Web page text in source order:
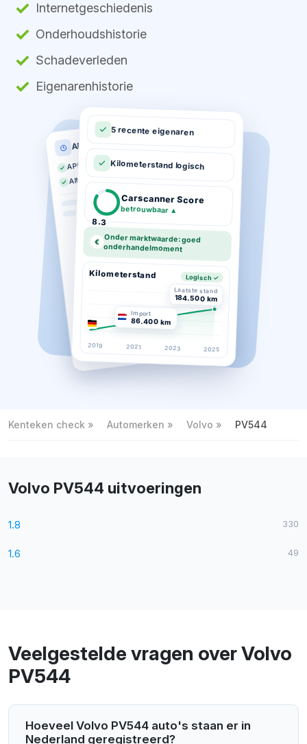
Internetgeschiedenis
Onderhoudshistorie
Schadeverleden
Eigenarenhistorie
APK historie
APK geldig tot 03-2026
Altijd op tijd gekeurd
5 recente eigenaren
Kilometerstand logisch
8.3
Carscanner Score
betrouwbaar ▲
€ Onder marktwaarde: goed
onderhandelmoment
Kilometerstand Logisch ✓
Laatste stand
184.500 km
Import
86.400 km
2019 2021 2023 2025
Kenteken check Automerken Volvo PV544
Volvo PV544 uitvoeringen
1.8 330
1.6 49
Veelgestelde vragen over Volvo
PV544
Hoeveel Volvo PV544 auto's staan er in
Nederland geregistreerd?